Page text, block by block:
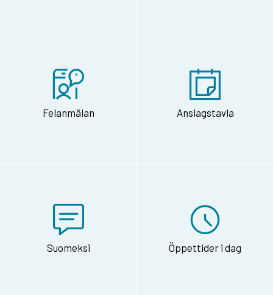
Felanmälan Anslagstavla
Suomeksi Öppettider i dag